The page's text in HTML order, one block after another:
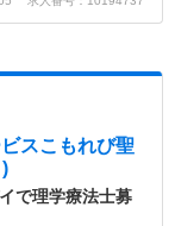
スこもれび聖
で理学療法士募